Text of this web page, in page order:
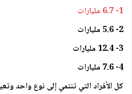
1- 6.7 مليارات
2- 5.6 مليارات
3- 12.4 مليارات
4- 7.6 مليارات
كل الأفراد التي تنتمي إلى نوع واحد